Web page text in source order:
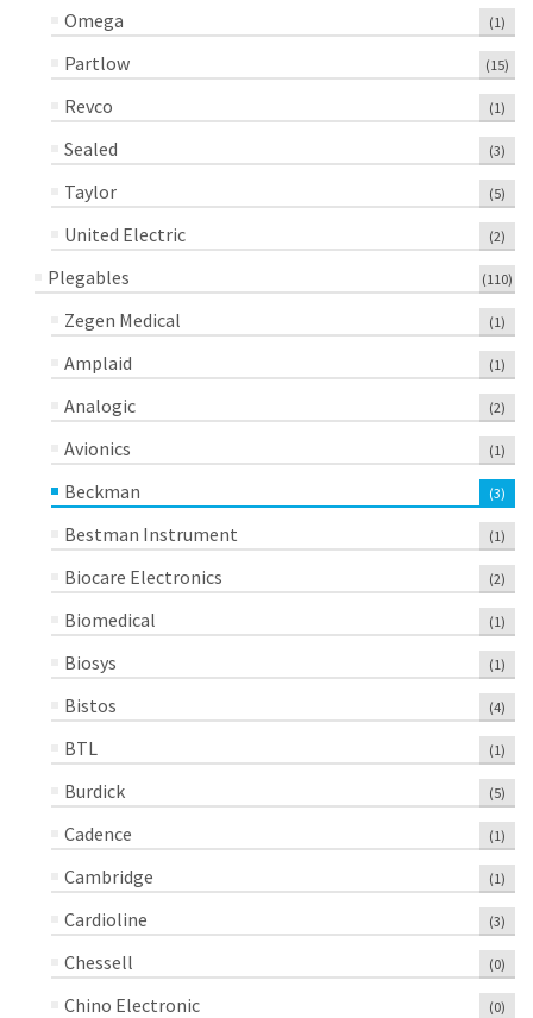
Omega (1)
Partlow (15)
Revco (1)
Sealed (3)
Taylor (5)
United Electric (2)
Plegables (110)
Zegen Medical (1)
Amplaid (1)
Analogic (2)
Avionics (1)
Beckman (3)
Bestman Instrument (1)
Biocare Electronics (2)
Biomedical (1)
Biosys (1)
Bistos (4)
BTL (1)
Burdick (5)
Cadence (1)
Cambridge (1)
Cardioline (3)
Chessell (0)
Chino Electronic (0)